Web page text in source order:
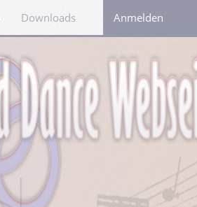
Downloads LinksAnmelden